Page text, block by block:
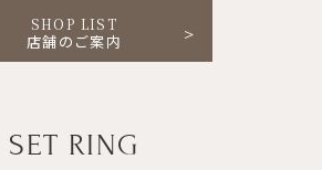
SHOP LIST
店舗のご案内
SET RING